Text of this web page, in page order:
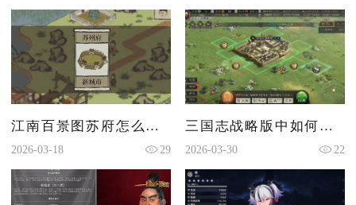
江南百景图苏府怎么解锁
2026-03-18 29
三国志战略版中如何建营帐
2026-03-30 22